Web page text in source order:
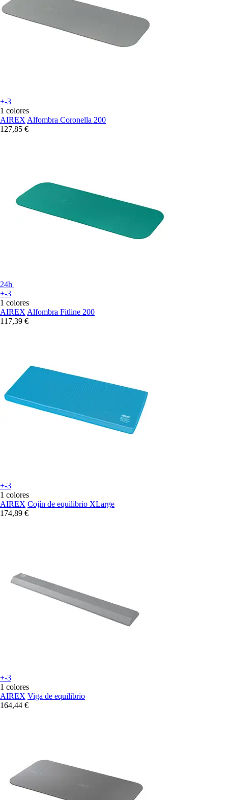
+-3
1 colores
AIREX Alfombra Coronella 200
127,85 €
24h
+-3
1 colores
AIREX Alfombra Fitline 200
117,39 €
+-3
1 colores
AIREX Cojín de equilibrio XLarge
174,89 €
+-3
1 colores
AIREX Viga de equilibrio
164,44 €